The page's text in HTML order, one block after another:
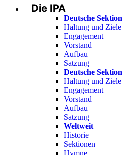
Menu
Die IPA
Deutsche Sektion
Haltung und Ziele
Engagement
Vorstand
Aufbau
Satzung
Deutsche Sektion
Haltung und Ziele
Engagement
Vorstand
Aufbau
Satzung
Weltweit
Historie
Sektionen
Hymne